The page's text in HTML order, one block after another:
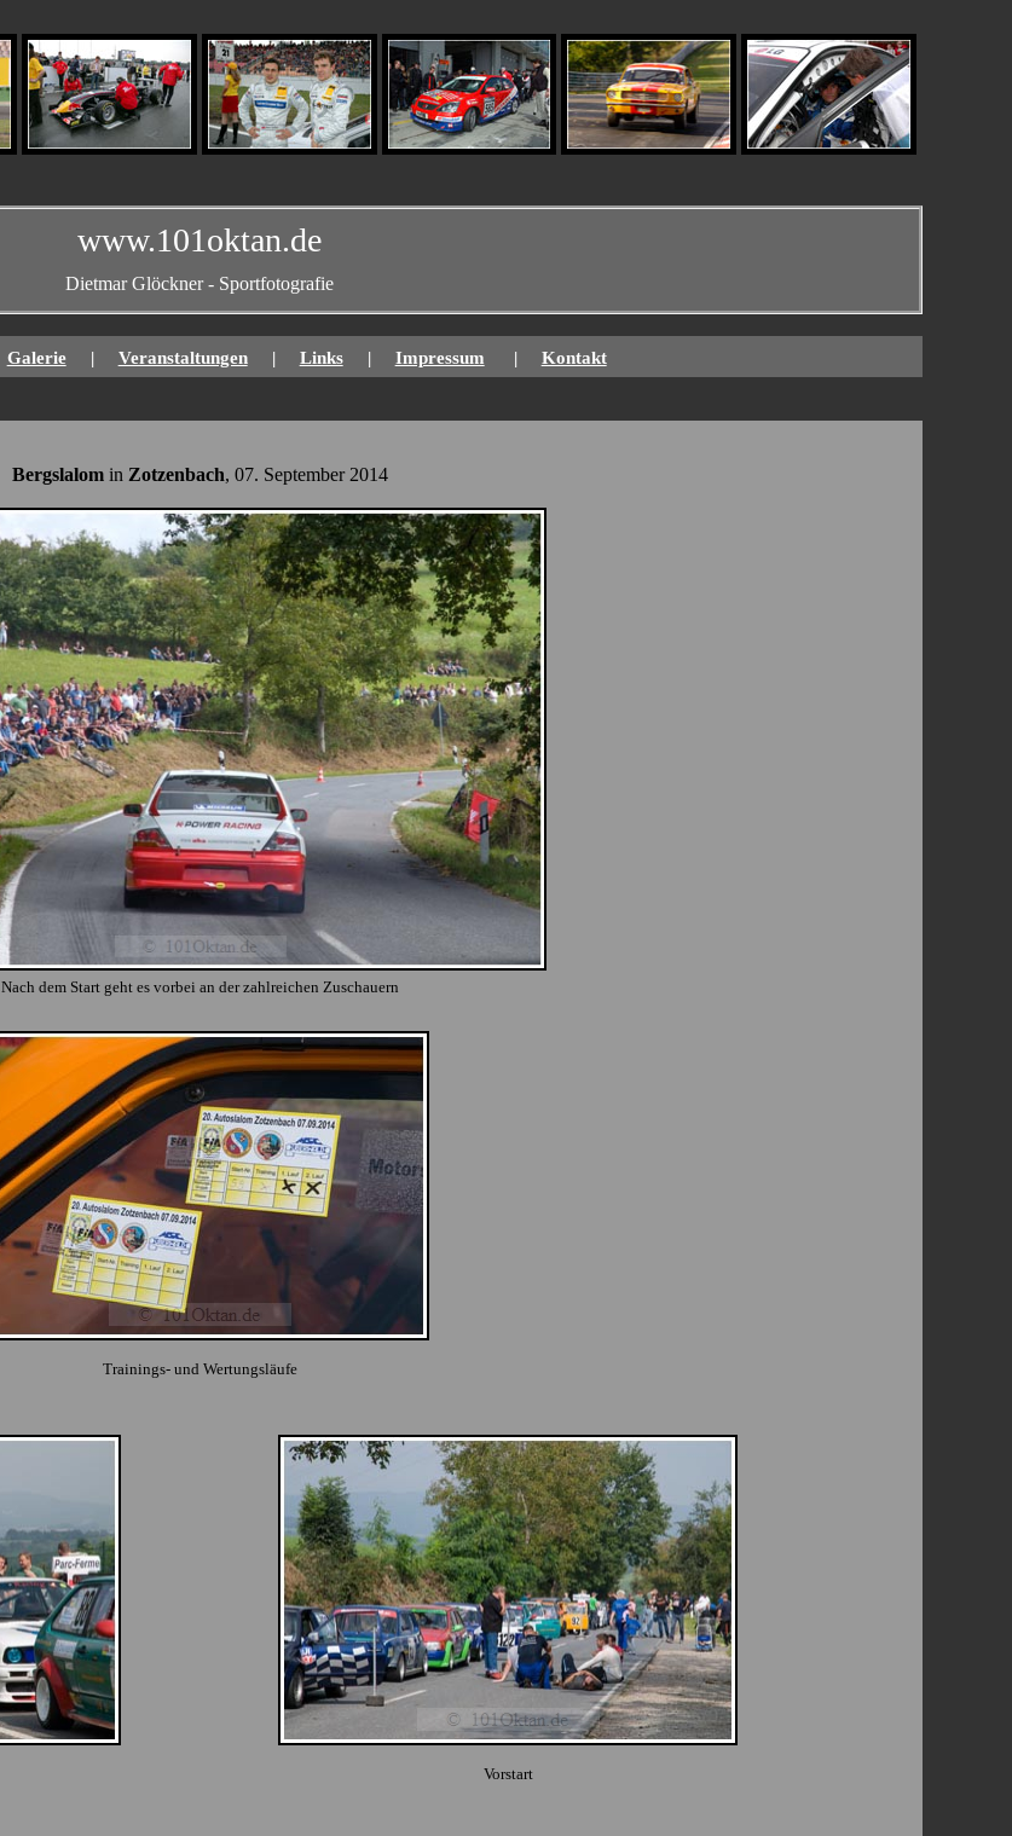
www.101oktan.de
Dietmar Glöckner - Sportfotografie
Galerie| Veranstaltungen| Links| Impressum | Kontakt
Bergslalomin Zotzenbach, 07. September 2014
Nach dem Start geht es vorbei an der zahlreichen Zuschauern
Trainings- und Wertungsläufe
Vorstart